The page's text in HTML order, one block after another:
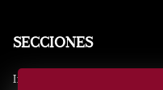
SECCIONES
Inicio